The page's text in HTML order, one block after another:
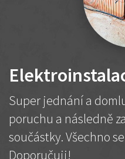
Super jednání a
poruchu a následně
součástky. Všechno
Doporučuji!